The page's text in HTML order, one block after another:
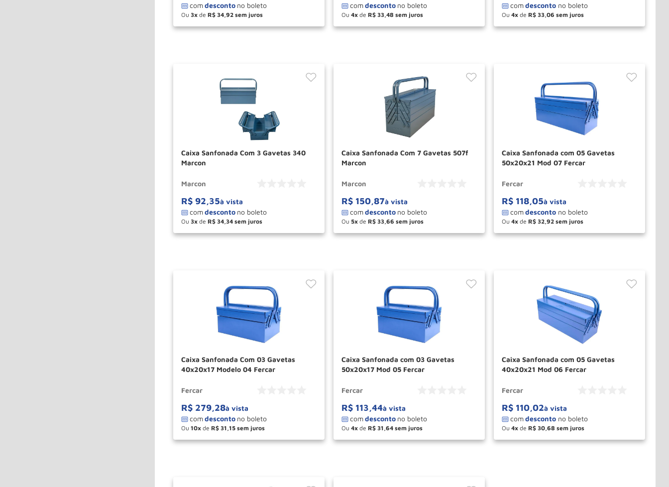
Ou 3 de R$ 34, 92
＋
－ COMPRAR
Ou 4 de R$ 33, 48
＋
－ COMPRAR
Ou 4 de R$ 33, 06
＋
－ COMPRAR
Caixa Sanfonada Com 3 Gavetas 340
Marcon
Marcon
R$ 92,35à vista
Ou 3 de R$ 34, 34
＋
－ COMPRAR
Caixa Sanfonada Com 7 Gavetas 507f
Marcon
Marcon
R$ 150,87à vista
Ou 5 de R$ 33, 66
＋
－ COMPRAR
Caixa Sanfonada com 05 Gavetas
50x20x21 Mod 07 Fercar
Fercar
R$ 118,05à vista
Ou 4 de R$ 32, 92
＋
－ COMPRAR
Caixa Sanfonada Com 03 Gavetas
40x20x17 Modelo 04 Fercar
Fercar
R$ 279,28à vista
Ou 10 de R$ 31 15
＋
－ COMPRAR
Caixa Sanfonada com 03 Gavetas
50x20x17 Mod 05 Fercar
Fercar
R$ 113,44à vista
Ou 4 de R$ 31 64
＋
－ COMPRAR
Caixa Sanfonada com 05 Gavetas
40x20x21 Mod 06 Fercar
Fercar
R$ 110,02à vista
Ou 4 de R$ 30, 68
＋
－ COMPRAR